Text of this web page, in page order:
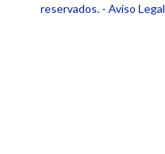
reservados. - Aviso Legal